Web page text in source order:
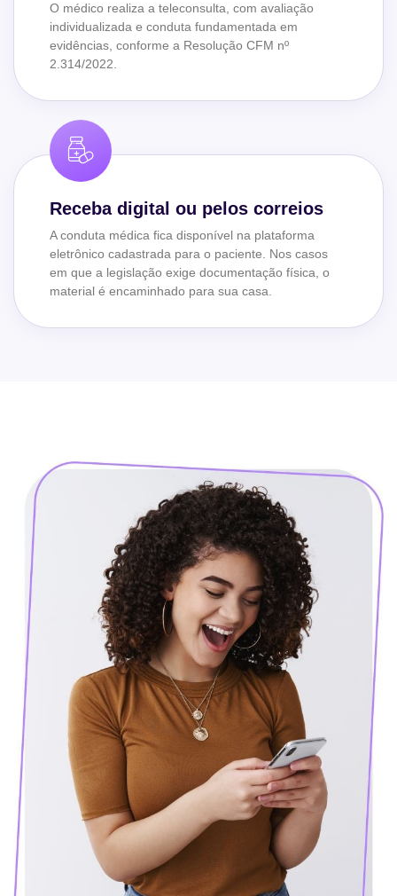
O médico realiza a teleconsulta, com avaliação
individualizada e conduta fundamentada em
evidências, conforme a Resolução CFM nº
2.314/2022.
Receba digital ou pelos correios
A conduta médica fica disponível na plataforma
eletrônico cadastrada para o paciente. Nos casos
em que a legislação exige documentação física, o
material é encaminhado para sua casa.